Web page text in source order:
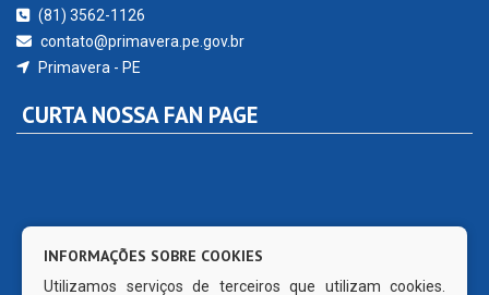
(81) 3562-1126
contato@primavera.pe.gov.br
Primavera - PE
CURTA NOSSA FAN PAGE
INFORMAÇÕES SOBRE COOKIES
Utilizamos serviços de terceiros que utilizam cookies.